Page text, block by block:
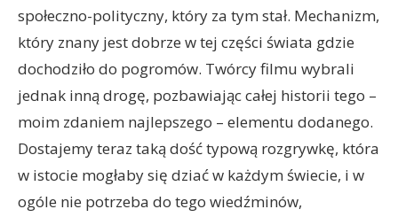
społeczno-polityczny, który za tym stał. Mechanizm,
który znany jest dobrze w tej części świata gdzie
dochodziło do pogromów. Twórcy filmu wybrali
jednak inną drogę, pozbawiając całej historii tego –
moim zdaniem najlepszego – elementu dodanego.
Dostajemy teraz taką dość typową rozgrywkę, która
w istocie mogłaby się dziać w każdym świecie, i w
ogóle nie potrzeba do tego wiedźminów,